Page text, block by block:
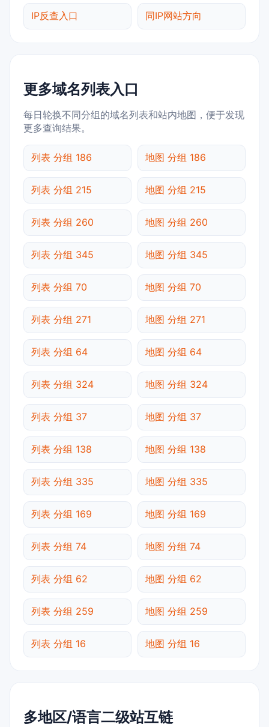
IP反查入口 同IP网站方向
更多域名列表入口
每日轮换不同分组的域名列表和站内地图，便于发现
更多查询结果。
列表 分组 186 地图 分组 186
列表 分组 215 地图 分组 215
列表 分组 260 地图 分组 260
列表 分组 345 地图 分组 345
列表 分组 70 地图 分组 70
列表 分组 271 地图 分组 271
列表 分组 64 地图 分组 64
列表 分组 324 地图 分组 324
列表 分组 37 地图 分组 37
列表 分组 138 地图 分组 138
列表 分组 335 地图 分组 335
列表 分组 169 地图 分组 169
列表 分组 74 地图 分组 74
列表 分组 62 地图 分组 62
列表 分组 259 地图 分组 259
列表 分组 16 地图 分组 16
多地区/语言二级站互链